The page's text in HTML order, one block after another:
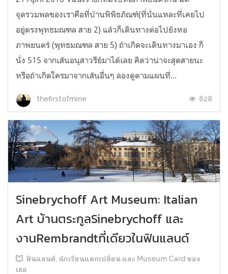
จุดรวมพลของเราคือที่บ้านพิพิธภัณฑ์(ที่นั่นแหละที่เคยไป
อยู่ตรงพุทธมณฑล สาย 2) แล้วก็เดินทางต่อไปยังหอ
ภาพยนตร์ (พุทธมณฑล สาย 5) ถ้าเกิดจะเดินทางมาเอง ก็
นั่ง 515 จากเส้นอนุสาวรีย์มาได้เลย คิดว่าน่าจะสุดสายนะ
หรือถ้าเกิดใครมาจากเส้นอื่นๆ ลองดูตามแผนที่...
thefirstofmine 628
Sinebrychoff Art Museum: Italian
Art บ้านตระกูลSinebrychoff และ
งานRembrandtที่เดียวในฟินแลนด์
ฟินแลนด์, นักเรียนแลกเปลี่ยน และ Museum Card ของ
เธอ